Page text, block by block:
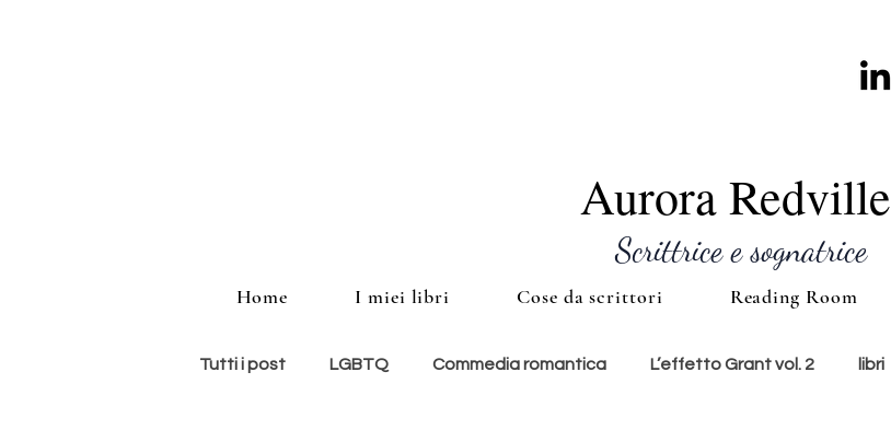
Aurora Redville
Scrittrice e sognatrice
Home I miei libri Cose da scrittori Reading Room
Tutti i post LGBTQ Commedia romantica L’effetto Grant vol. 2 libri